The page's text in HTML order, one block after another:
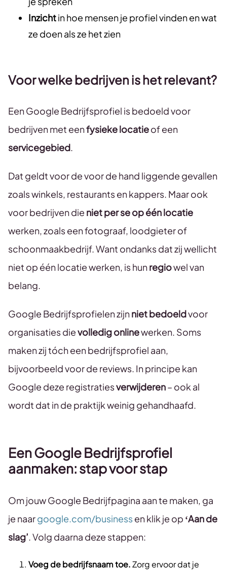
Inzichtin hoe mensen je profiel vinden en wat
ze doen als ze het zien
Voor welke bedrijven is het relevant?
Een Google Bedrijfsprofiel is bedoeld voor
bedrijven met eenfysieke locatieof een
servicegebied.
Dat geldt voor de voor de hand liggende gevallen
zoals winkels, restaurants en kappers. Maar ook
voor bedrijven die niet per se op één locatie
werken, zoals een fotograaf, loodgieter of
schoonmaakbedrijf. Want ondanks dat zij wellicht
niet op één locatie werken, is hunregiowel van
belang.
Google Bedrijfsprofielen zijnniet bedoeldvoor
organisaties dievolledig onlinewerken. Soms
maken zij tóch een bedrijfsprofiel aan,
bijvoorbeeld voor de reviews. In principe kan
Google deze registratiesverwijderen– ook al
wordt dat in de praktijk weinig gehandhaafd.
Een Google Bedrijfsprofiel
aanmaken: stap voor stap
Om jouw Google Bedrijfpagina aan te maken, ga
je naargoogle.com/businessen klik je op ‘Aan de
slag’. Volg daarna deze stappen:
Voeg de bedrijfsnaam toe.Zorg ervoor dat je